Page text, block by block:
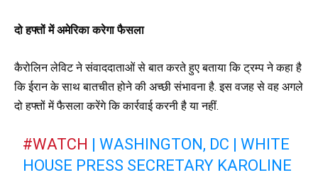
दो हफ्तों में अमेरिका करेगा फैसला
कैरोलिन लेविट ने संवाददाताओं से बात करते हुए बताया कि ट्रम्प ने कहा है
कि ईरान के साथ बातचीत होने की अच्छी संभावना है. इस वजह से वह अगले
दो हफ्तों में फैसला करेंगे कि कार्रवाई करनी है या नहीं.
#WATCH | WASHINGTON, DC | WHITE
HOUSE PRESS SECRETARY KAROLINE